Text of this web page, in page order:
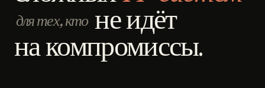
для тех, кто не идёт
на компромиссы.